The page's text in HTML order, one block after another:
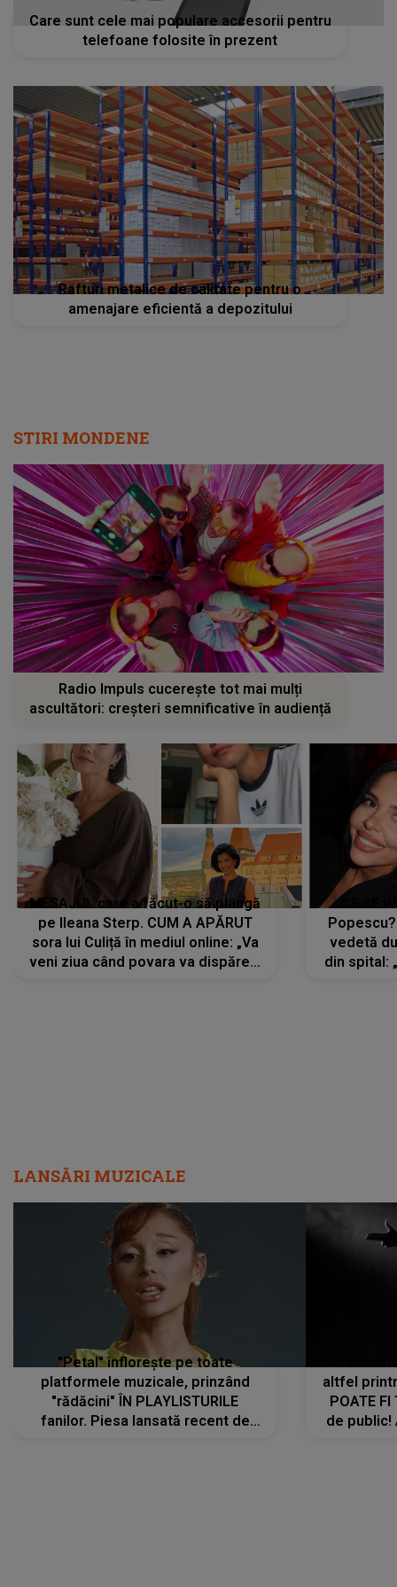
Care sunt cele mai populare accesorii pentru
telefoane folosite în prezent
Rafturi metalice de calitate pentru o
amenajare eficientă a depozitului
STIRI MONDENE
Radio Impuls cucerește tot mai mulți
ascultători: creșteri semnificative în audiență
MESAJUL care a făcut-o să plângă
pe Ileana Sterp. CUM A APĂRUT
sora lui Culiță în mediul online: „Va
veni ziua când povara va dispărea,
vedetă
din spital:
LANSĂRI MUZICALE
"Petal" înflorește pe toate
platformele muzicale, prinzând
"rădăcini" ÎN PLAYLISTURILE
fanilor. Piesa lansată recent de
altfel
POATE FI
de public!